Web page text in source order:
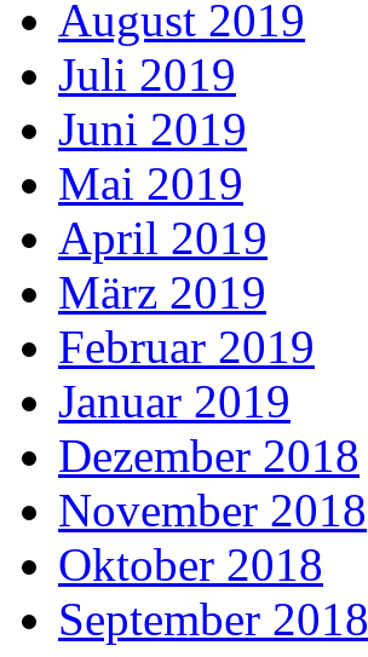
August 2019
Juli 2019
Juni 2019
Mai 2019
April 2019
März 2019
Februar 2019
Januar 2019
Dezember 2018
November 2018
Oktober 2018
September 2018